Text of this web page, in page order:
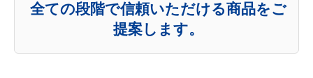
全ての段階で信頼いただける商品をご
提案します。